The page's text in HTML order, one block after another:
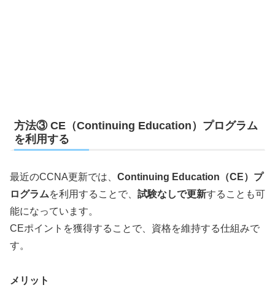
方法③ CE（Continuing Education）プログラム
を利用する
最近のCCNA更新では、 Continuing Education（CE）プ
ログラムを利用することで、 試験なしで更新することも可
能になっています。
CEポイントを獲得することで、資格を維持する仕組みで
す。
メリット